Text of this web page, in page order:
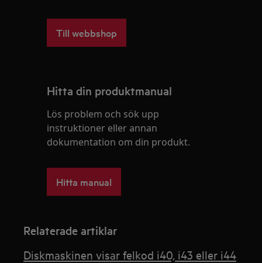
Till webbshop
Hitta din produktmanual
Lös problem och sök upp
instruktioner eller annan
dokumentation om din produkt.
Hitta manual
Relaterade artiklar
Diskmaskinen visar felkod i40, i43 eller i44